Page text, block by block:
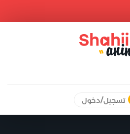
تسجيل/دخول